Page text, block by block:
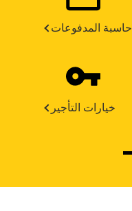
حاسبة المدفوعات
خيارات التأجير